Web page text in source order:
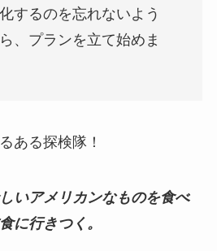
するのを忘れないよう
、プランを立て始めま
ある探検隊！
いアメリカンなものを食べ
に行きつく。